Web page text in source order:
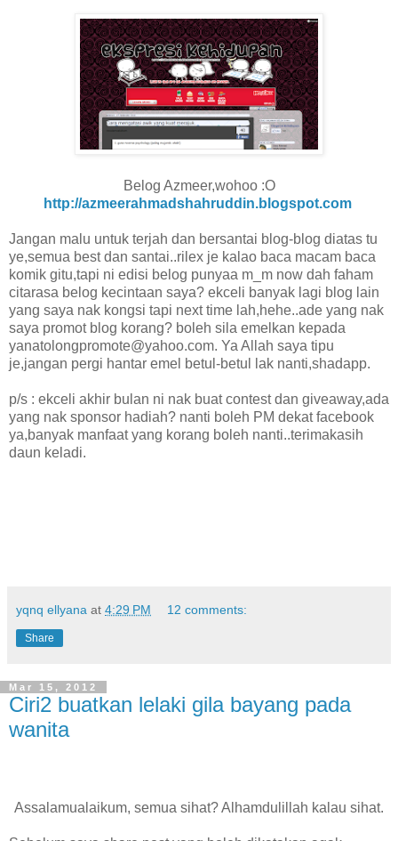
Belog Azmeer,wohoo :O
http://azmeerahmadshahruddin.blogspot.com
Jangan malu untuk terjah dan bersantai blog-blog diatas tu
ye,semua best dan santai..rilex je kalao baca macam baca
komik gitu,tapi ni edisi belog punyaa m_m now dah faham
citarasa belog kecintaan saya? ekceli banyak lagi blog lain
yang saya nak kongsi tapi next time lah,hehe..ade yang nak
saya promot blog korang? boleh sila emelkan kepada
yanatolongpromote@yahoo.com. Ya Allah saya tipu
je,jangan pergi hantar emel betul-betul lak nanti,shadapp.
p/s : ekceli akhir bulan ni nak buat contest dan giveaway,ada
yang nak sponsor hadiah? nanti boleh PM dekat facebook
ya,banyak manfaat yang korang boleh nanti..terimakasih
daun keladi.
yqnq ellyana at 4:29 PM 12 comments:
Share
Mar 15, 2012
Ciri2 buatkan lelaki gila bayang pada
wanita
Assalamualaikum, semua sihat? Alhamdulillah kalau sihat.